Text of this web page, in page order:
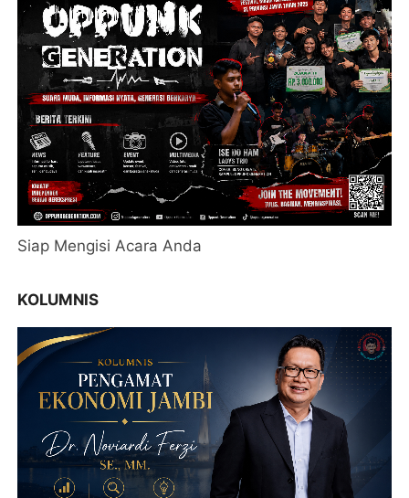
Siap Mengisi Acara Anda
KOLUMNIS